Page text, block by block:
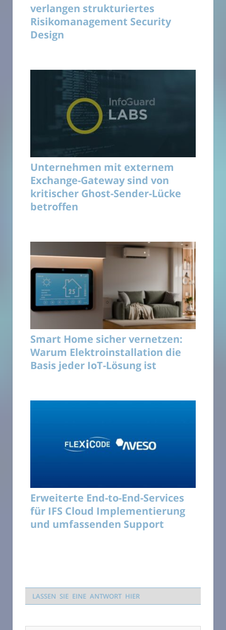
verlangen strukturiertes
Risikomanagement Security
Design
Unternehmen mit externem
Exchange-Gateway sind von
kritischer Ghost-Sender-Lücke
betroffen
Smart Home sicher vernetzen:
Warum Elektroinstallation die
Basis jeder IoT-Lösung ist
Erweiterte End-to-End-Services
für IFS Cloud Implementierung
und umfassenden Support
LASSEN SIE EINE ANTWORT HIER